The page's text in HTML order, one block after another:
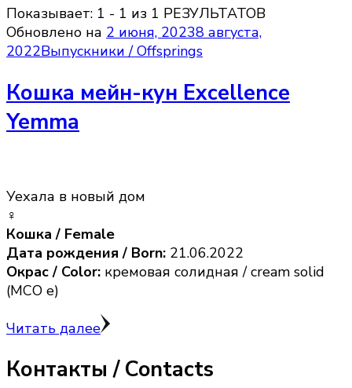
Показывает: 1 - 1 из 1 РЕЗУЛЬТАТОВ
Обновлено на 2 июня, 20238 августа,
2022Выпускники / Offsprings
Кошка мейн-кун Excellence
Yemma
Уехала в новый дом
♀️
Кошка / Female
Дата рождения / Born: 21.06.2022
Окрас / Color: кремовая солидная / cream solid
(MCO e)
Читать далее
Контакты / Contacts